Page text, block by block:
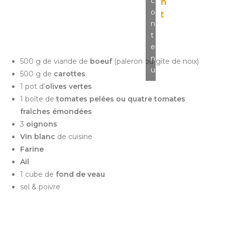
t
o
n
t
e
n
u
500 g de viande de boeuf (paleron ou gîte de noix)
500 g de carottes
1 pot d’olives vertes
1 boîte detomates pelées ou quatre tomates
fraîches émondées
3 oignons
Vin blanc de cuisine
Farine
Ail
1 cube de fond de veau
sel & poivre